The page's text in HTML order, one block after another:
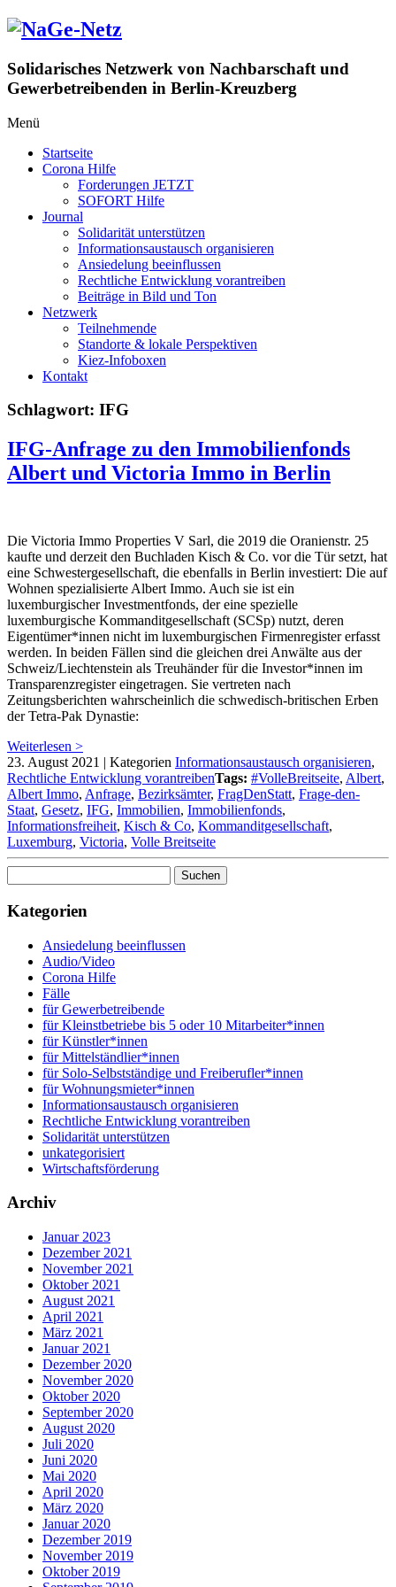
Zum
Inhalt
Solidarisches Netzwerk von Nachbarschaft und
Gewerbetreibenden in Berlin-Kreuzberg
Menü
Startseite
Corona Hilfe
Forderungen JETZT
SOFORT Hilfe
Journal
Solidarität unterstützen
Informationsaustausch organisieren
Ansiedelung beeinflussen
Rechtliche Entwicklung vorantreiben
Beiträge in Bild und Ton
Netzwerk
Teilnehmende
Standorte & lokale Perspektiven
Kiez-Infoboxen
Kontakt
Schlagwort: IFG
IFG-Anfrage zu den Immobilienfonds
Albert und Victoria Immo in Berlin
Die Victoria Immo Properties V Sarl, die 2019 die Oranienstr. 25
kaufte und derzeit den Buchladen Kisch & Co. vor die Tür setzt, hat
eine Schwestergesellschaft, die ebenfalls in Berlin investiert: Die auf
Wohnen spezialisierte Albert Immo. Auch sie ist ein
luxemburgischer Investmentfonds, der eine spezielle
luxemburgische Kommanditgesellschaft (SCSp) nutzt, deren
Eigentümer*innen nicht im luxemburgischen Firmenregister erfasst
werden. In beiden Fällen sind die gleichen drei Anwälte aus der
Schweiz/Liechtenstein als Treuhänder für die Investor*innen im
Transparenzregister eingetragen. Sie vertreten nach
Zeitungsberichten wahrscheinlich die schwedisch-britischen Erben
der Tetra-Pak Dynastie:
Weiterlesen >
23. August 2021 | Kategorien Informationsaustausch organisieren,
Rechtliche Entwicklung vorantreibenTags: #VolleBreitseite, Albert,
Albert Immo, Anfrage, Bezirksämter, FragDenStatt, Frage-den-
Staat, Gesetz, IFG, Immobilien, Immobilienfonds,
Informationsfreiheit, Kisch & Co, Kommanditgesellschaft,
Luxemburg, Victoria, Volle Breitseite
nach:
Kategorien
Ansiedelung beeinflussen
Audio/Video
Corona Hilfe
Fälle
für Gewerbetreibende
für Kleinstbetriebe bis 5 oder 10 Mitarbeiter*innen
für Künstler*innen
für Mittelständlier*innen
für Solo-Selbstständige und Freiberufler*innen
für Wohnungsmieter*innen
Informationsaustausch organisieren
Rechtliche Entwicklung vorantreiben
Solidarität unterstützen
unkategorisiert
Wirtschaftsförderung
Archiv
Januar 2023
Dezember 2021
November 2021
Oktober 2021
August 2021
April 2021
März 2021
Januar 2021
Dezember 2020
November 2020
Oktober 2020
September 2020
August 2020
Juli 2020
Juni 2020
Mai 2020
April 2020
März 2020
Januar 2020
Dezember 2019
November 2019
Oktober 2019